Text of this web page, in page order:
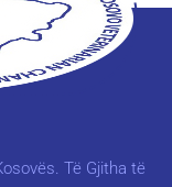
Të Gjitha të